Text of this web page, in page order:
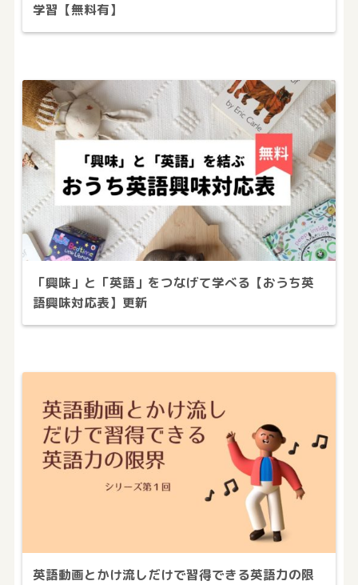
学習【無料有】
「興味」と「英語」をつなげて学べる【おうち英
語興味対応表】更新
英語動画とかけ流しだけで習得できる英語力の限